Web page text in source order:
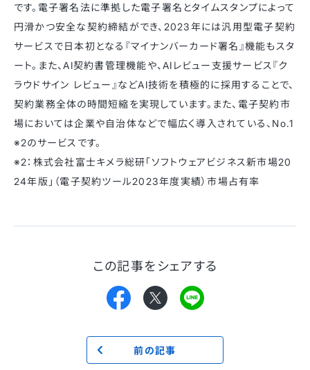
です。電子署名法に準拠した電子署名とタイムスタンプによって
円滑かつ安全な契約締結ができ、2023年には汎用型電子契約
サービスで日本初となる『マイナンバーカード署名』機能もスタ
ート。また、AI契約書管理機能や、AIレビュー支援サービス『ク
ラウドサイン レビュー』などAI技術を積極的に採用することで、
契約業務全体の時間短縮を実現しています。また、電子契約市
場においては企業や自治体などで幅広く導入されている、No.1
※2のサービスです。
※2：株式会社富士キメラ総研「ソフトウェアビジネス新市場20
24年版」（電子契約ツール2023年度実績）市場占有率
この記事をシェアする
前の記事